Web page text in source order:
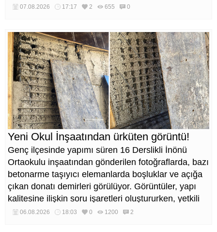
düzenlemeleri de eş zamanlı yürütülüyor.
07.08.2026 17:17 2 655 0
Yeni Okul İnşaatından ürküten görüntü!
Genç ilçesinde yapımı süren 16 Derslikli İnönü
Ortaokulu inşaatından gönderilen fotoğraflarda, bazı
betonarme taşıyıcı elemanlarda boşluklar ve açığa
çıkan donatı demirleri görülüyor. Görüntüler, yapı
kalitesine ilişkin soru işaretleri oluştururken, yetkili
kurumların teknik inceleme yapması çağrısı yapıldı.
06.08.2026 18:03 0 1200 2